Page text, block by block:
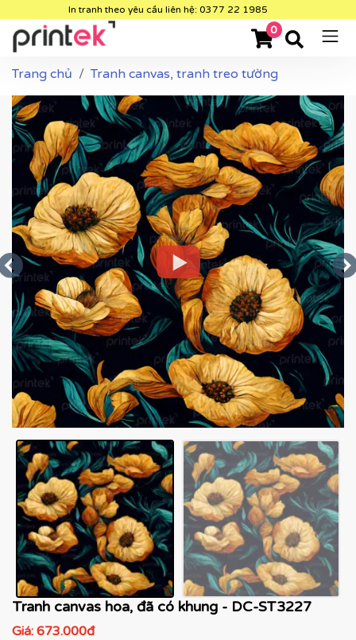
In tranh theo yêu cầu liên hệ: 0377 22 1985
0
Trang chủ Tranh canvas, tranh treo tường
Tranh canvas hoa, đã có khung - DC-ST3227
Giá: 673.000đ